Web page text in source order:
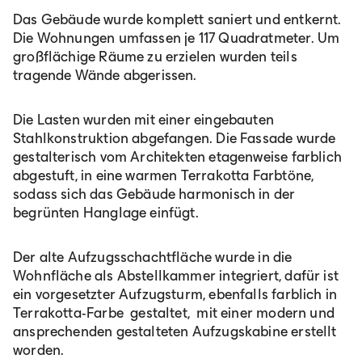
Das Gebäude wurde komplett saniert und entkernt.
Die Wohnungen umfassen je 117 Quadratmeter. Um
großflächige Räume zu erzielen wurden teils
tragende Wände abgerissen.
Die Lasten wurden mit einer eingebauten
Stahlkonstruktion abgefangen. Die Fassade wurde
gestalterisch vom Architekten etagenweise farblich
abgestuft, in eine warmen Terrakotta Farbtöne,
sodass sich das Gebäude harmonisch in der
begrünten Hanglage einfügt.
Der alte Aufzugsschachtfläche wurde in die
Wohnfläche als Abstellkammer integriert, dafür ist
ein vorgesetzter Aufzugsturm, ebenfalls farblich in
Terrakotta-Farbe gestaltet, mit einer modern und
ansprechenden gestalteten Aufzugskabine erstellt
worden.